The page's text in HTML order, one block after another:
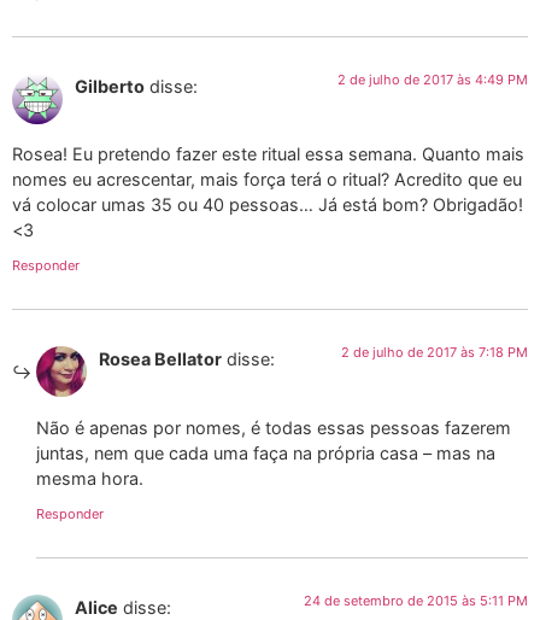
Gilberto disse: 2 de julho de 2017 às 4:49 PM
Rosea! Eu pretendo fazer este ritual essa semana. Quanto mais
nomes eu acrescentar, mais força terá o ritual? Acredito que eu
vá colocar umas 35 ou 40 pessoas… Já está bom? Obrigadão!
<3
Responder
Rosea Bellator disse: 2 de julho de 2017 às 7:18 PM
Não é apenas por nomes, é todas essas pessoas fazerem
juntas, nem que cada uma faça na própria casa – mas na
mesma hora.
Responder
Alice disse: 24 de setembro de 2015 às 5:11 PM